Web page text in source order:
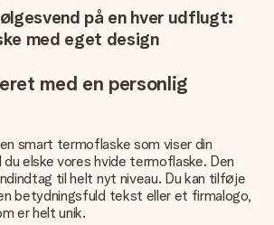
på en hver udflugt:
med eget design
med en personlig
smart termoflaske som viser din
du elske vores hvide termoflaske. Den
til helt nyt niveau. Du kan tilføje
betydningsfuld tekst eller et firmalogo,
er helt unik.